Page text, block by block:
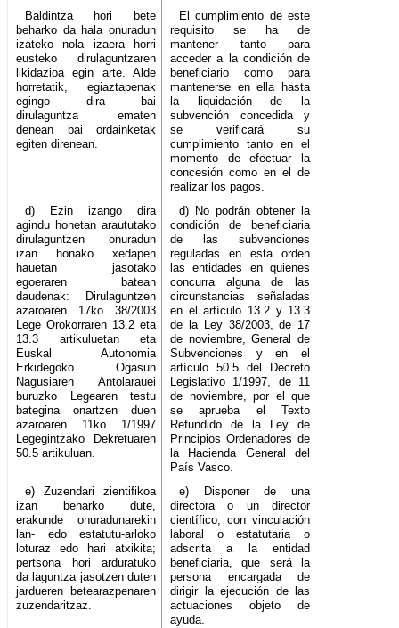
Baldintza hori bete
beharko da hala onuradun
izateko nola izaera horri
eusteko dirulaguntzaren
likidazioa egin arte. Alde
horretatik, egiaztapenak
egingo dira bai
dirulaguntza ematen
denean bai ordainketak
egiten direnean.
El cumplimiento de este
requisito se ha de
mantener tanto para
acceder a la condición de
beneficiario como para
mantenerse en ella hasta
la liquidación de la
subvención concedida y
se verificará su
cumplimiento tanto en el
momento de efectuar la
concesión como en el de
realizar los pagos.
d) Ezin izango dira
agindu honetan araututako
dirulaguntzen onuradun
izan honako xedapen
hauetan jasotako
egoeraren batean
daudenak: Dirulaguntzen
azaroaren 17ko 38/2003
Lege Orokorraren 13.2 eta
13.3 artikuluetan eta
Euskal Autonomia
Erkidegoko Ogasun
Nagusiaren Antolarauei
buruzko Legearen testu
bategina onartzen duen
azaroaren 11ko 1/1997
Legegintzako Dekretuaren
50.5 artikuluan.
d) No podrán obtener la
condición de beneficiaria
de las subvenciones
reguladas en esta orden
las entidades en quienes
concurra alguna de las
circunstancias señaladas
en el artículo 13.2 y 13.3
de la Ley 38/2003, de 17
de noviembre, General de
Subvenciones y en el
artículo 50.5 del Decreto
Legislativo 1/1997, de 11
de noviembre, por el que
se aprueba el Texto
Refundido de la Ley de
Principios Ordenadores de
la Hacienda General del
País Vasco.
e) Zuzendari zientifikoa
izan beharko dute,
erakunde onuradunarekin
lan- edo estatutu-arloko
loturaz edo hari atxikita;
pertsona hori arduratuko
da laguntza jasotzen duten
jardueren betearazpenaren
zuzendaritzaz.
e) Disponer de una
directora o un director
científico, con vinculación
laboral o estatutaria o
adscrita a la entidad
beneficiaria, que será la
persona encargada de
dirigir la ejecución de las
actuaciones objeto de
ayuda.